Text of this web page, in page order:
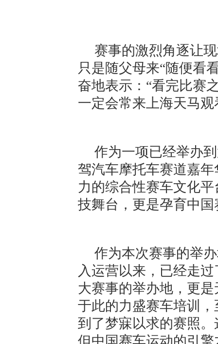
赛事的激烈角逐让
只是随父母来“随便看
奋地表示：“看完比赛
一定会常来上海天马观
作为一项已经举办
驾汽车摩托车赛道嘉
力的综合性赛车文化
技舞台，更是孕育中
作为本次赛事的举
入运营以来，已经走
大赛事的举办地，更
于此的力盛赛车培训
到了梦寐以求的赛照
但中国赛车运动的引